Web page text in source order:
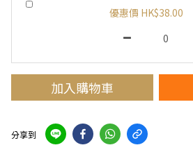
優惠價 HK$38.00
加入購物車
分享到